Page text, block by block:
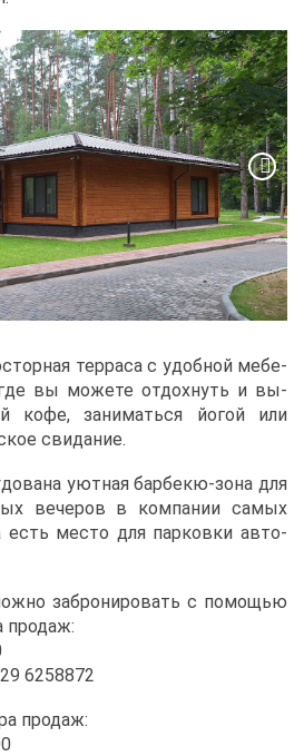
тер­ра­са с удоб­ной ме­бе­
вы мо­же­те от­дох­нуть и вы­
ко­фе, за­ни­мать­ся йо­гой или
сви­да­ние.
уют­ная бар­бекю-зо­на для
ве­че­ров в ком­па­нии са­мых
есть ме­сто для пар­ков­ки ав­то­
за­бро­ни­ро­вать с по­мо­щью
про­даж:
6258872
про­даж: